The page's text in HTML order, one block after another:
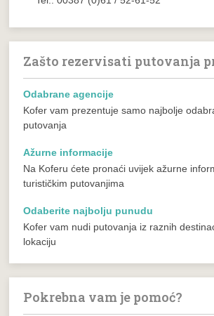
Zašto rezervisati putovanja
Odabrane agencije
Kofer vam prezentuje samo najbolje
putovanja
Ažurne informacije
Na Koferu ćete pronaći uvijek ažurne
turističkim putovanjima
Odaberite najbolju punudu
Kofer vam nudi putovanja iz raznih
lokaciju
Pokrebna vam je pomoć?